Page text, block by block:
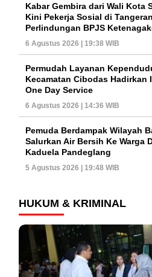
Kabar Gembira dari Wali Kota
Kini Pekerja Sosial di
Perlindungan BPJS
6 Agustus 2026 | 19:38 WIB
Permudah Layanan
Kecamatan Cibodas Hadirkan
One Day Service
6 Agustus 2026 | 14:36 WIB
Pemuda Berdampak Wilayah
Salurkan Air Bersih Ke Warga
Kaduela Pandeglang
5 Agustus 2026 | 19:48 WIB
HUKUM & KRIMINAL